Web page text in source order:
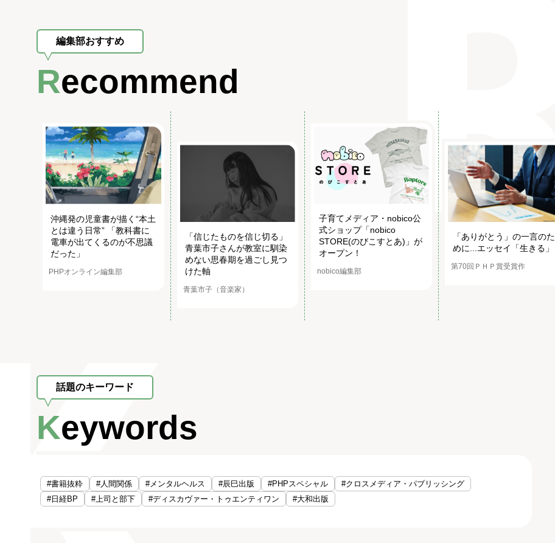
編集部おすすめ
Recommend
沖縄発の児童書が描く“本土
とは違う日常” 「教科書に
電車が出てくるのが不思議
だった」
PHPオンライン編集部
「信じたものを信じ切る」
青葉市子さんが教室に馴染
めない思春期を過ごし見つ
けた軸
青葉市子（音楽家）
子育てメディア・nobico公
式ショップ「nobico
STORE(のびこすとあ)」が
オープン！
nobico編集部
「ありがとう」の一言のた
めに...エッセイ「生きる」
第70回ＰＨＰ賞受賞作
話題のキーワード
Keywords
#書籍抜粋 #人間関係 #メンタルヘルス #辰巳出版 #PHPスペシャル
#クロスメディア・パブリッシング
#日経BP
#上司と部下 #ディスカヴァー・トゥエンティワン #大和出版